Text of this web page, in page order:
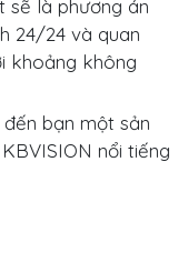
sẽ là phương án
24/24 và quan
khoảng không
bạn một sản
nổi tiếng